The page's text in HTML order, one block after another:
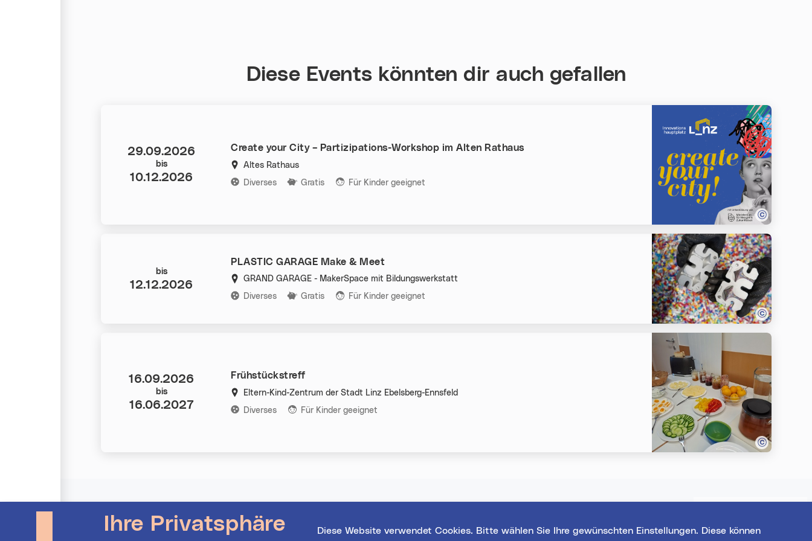
Veranstalter Login
Diese Events könnten dir auch gefallen
Create your City – Partizipations-Workshop im Alten Rathaus
Altes Rathaus
Kategorien:
Diverses Gratis Für Kinder geeignet
Datum:
29.09.2026
bis
10.12.2026
PLASTIC GARAGE Make & Meet
GRAND GARAGE - MakerSpace mit Bildungswerkstatt
Kategorien:
Diverses Gratis Für Kinder geeignet
Datum:
bis
12.12.2026
Frühstückstreff
Eltern-Kind-Zentrum der Stadt Linz Ebelsberg-Ennsfeld
Kategorien:
Diverses Für Kinder geeignet
Datum:
16.09.2026
bis
16.06.2027
Ihre Privatsphäre
Diese Website verwendet Cookies. Bitte wählen Sie Ihre gewünschten Einstellungen. Diese können
Kontakt
Nutze deine Chance und gewinne Login für bestehende